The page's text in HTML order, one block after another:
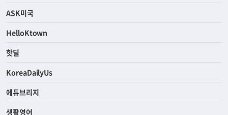
ASK미국
HelloKtown
핫딜
KoreaDailyUs
에듀브리지
생활영어